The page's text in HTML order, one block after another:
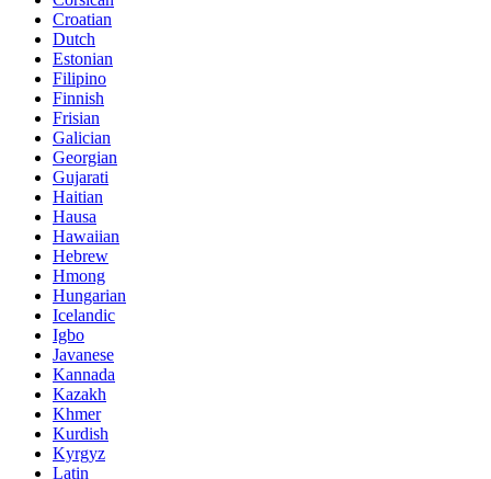
Croatian
Dutch
Estonian
Filipino
Finnish
Frisian
Galician
Georgian
Gujarati
Haitian
Hausa
Hawaiian
Hebrew
Hmong
Hungarian
Icelandic
Igbo
Javanese
Kannada
Kazakh
Khmer
Kurdish
Kyrgyz
Latin